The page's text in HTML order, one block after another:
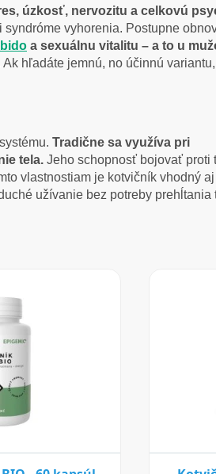
úzkosť, nervozitu a celkovú
vyhorenia. Postupne
a sexuálnu vitalitu – a to u
hľadáte jemnú, no účinnú variantu,
Tradične sa využíva pri
tela. Jeho schopnosť bojovať proti
vlastnostiam je kotvičník vhodný
užívanie bez potreby prehĺtania